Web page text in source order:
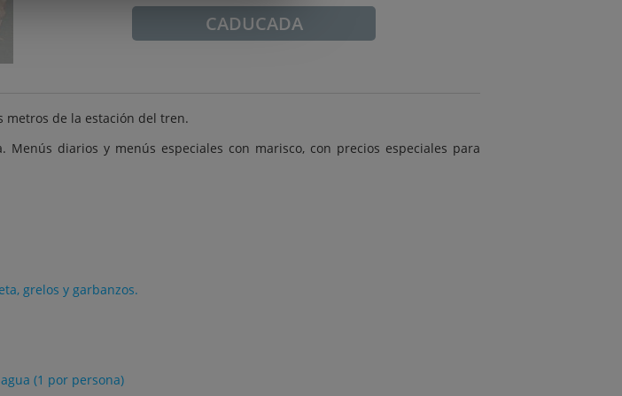
CADUCADA
metros de la estación del tren.
diarios y menús especiales con marisco, con precios especiales para
grelos y garbanzos.
(1 por persona)